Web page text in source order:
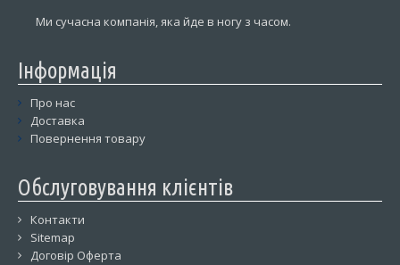
Ми сучасна компанія, яка йде в ногу з часом.
Інформація
Про нас
Доставка
Повернення товару
Обслуговування клієнтів
Контакти
Sitemap
Договір Оферта